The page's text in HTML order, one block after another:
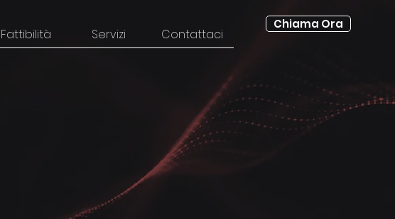
Fattibilità Servizi Contattaci
Chiama Ora